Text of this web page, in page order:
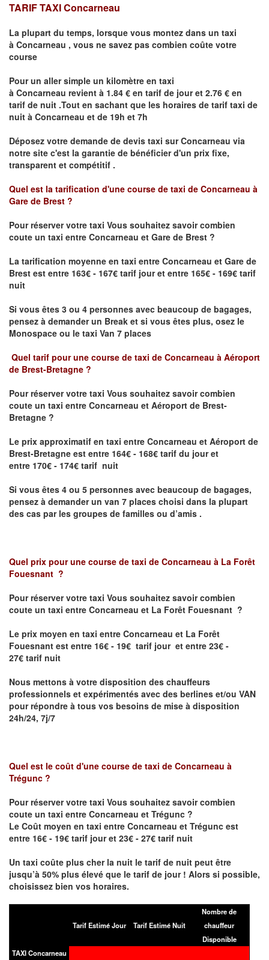
TARIF TAXIConcarneau
La plupart du temps, lorsque vous montez dans un taxi
à Concarneau , vous ne savez pas combien coûte votre
course
Pour un aller simple un kilomètre en taxi
à Concarneau revient à 1.84 € en tarif de jour et 2.76 € en
tarif de nuit .Tout en sachant que les horaires de tarif taxi de
nuit à Concarneau et de 19h et 7h
Déposez votre demande de devis taxi surConcarneau via
notre site c'est la garantie de bénéficier d'un prix fixe,
transparent et compétitif .
Quel est la tarification d'une course de taxi de Concarneau à
Gare de Brest ?
Pour réserver votre taxi Vous souhaitez savoircombien
coute un taxi entre Concarneau et Gare de Brest ?
La tarification moyenne en taxi entre Concarneau et Gare de
Brest est entre 163€ - 167€ tarif jour et entre 165€ - 169€ tarif
nuit
Si vous êtes 3 ou 4 personnes avec beaucoup de bagages,
pensez à demander un Break et si vous êtes plus, osez le
Monospace ou le taxi Van 7 places
Quel tarif pour une course de taxi de Concarneau à Aéroport
de Brest-Bretagne ?
Pour réserver votre taxi Vous souhaitez savoircombien
coute un taxi entre Concarneau et Aéroport de Brest-
Bretagne ?
Le prix approximatif en taxi entre Concarneau et Aéroport de
Brest-Bretagne est entre 164€ - 168€ tarif du jour et
entre 170€ - 174€ tarif nuit
Si vous êtes 4 ou 5 personnes avec beaucoup de bagages,
pensez à demander un van 7 places choisi dans la plupart
des cas par les groupes de familles ou d’amis .
Quel prix pour une course de taxi de Concarneau à La Forêt
Fouesnant ?
Pour réserver votre taxi Vous souhaitez savoircombien
coute un taxi entre Concarneau et La Forêt Fouesnant ?
Le prix moyen en taxi entre Concarneau et La Forêt
Fouesnant est entre 16€ - 19€ tarif jour et entre 23€ -
27€ tarif nuit
Nous mettons à votre disposition des chauffeurs
professionnels et expérimentés avec des berlines et/ou VAN
pour répondre à tous vos besoins de mise à disposition
24h/24, 7j/7
Quel est le coût d'une course de taxi de Concarneau à
Trégunc ?
Pour réserver votre taxi Vous souhaitez savoircombien
coute un taxi entre Concarneau et Trégunc ?
Le Coût moyen en taxi entre Concarneau et Trégunc est
entre 16€ - 19€ tarif jour et 23€ - 27€ tarif nuit
Un taxi coûte plus cher la nuit le tarif de nuit peut être
jusqu’à 50% plus élevé que le tarif de jour ! Alors si possible,
choisissez bien vos horaires.
Tarif Estimé Jour Tarif Estimé Nuit
Nombre de
chauffeur
Disponible
TAXI Concarneau